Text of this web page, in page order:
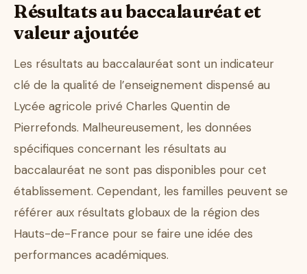
Résultats au baccalauréat et
valeur ajoutée
Les résultats au baccalauréat sont un indicateur
clé de la qualité de l’enseignement dispensé au
Lycée agricole privé Charles Quentin de
Pierrefonds. Malheureusement, les données
spécifiques concernant les résultats au
baccalauréat ne sont pas disponibles pour cet
établissement. Cependant, les familles peuvent se
référer aux résultats globaux de la région des
Hauts-de-France pour se faire une idée des
performances académiques.